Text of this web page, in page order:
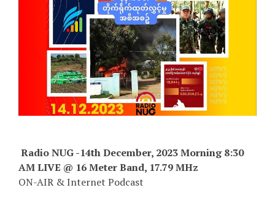
Radio NUG -14th December, 2023 Morning 8:30
AM LIVE @ 16 Meter Band, 17.79 MHz
ON-AIR & Internet Podcast